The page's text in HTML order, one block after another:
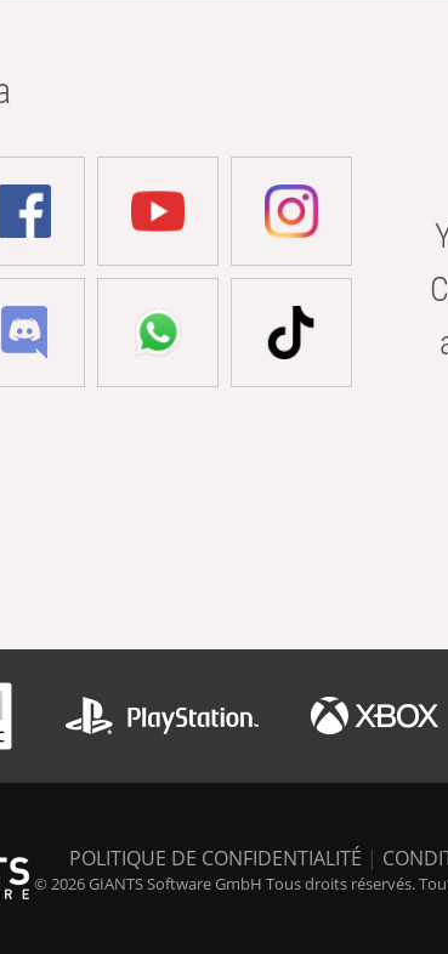
POLITIQUE DE CONFIDENTIALITÉ |
© 2026 GIANTS Software GmbH Tous droits réservés.